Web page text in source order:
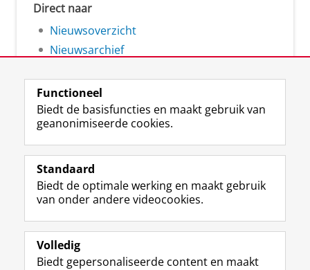
Direct naar
Nieuwsoverzicht
Nieuwsarchief
Volg de RUG
F
a
e
b
o
p
L
i
k
e
I
-
R
S
-
f
e
R
I
n
t
r
m
Y
o
T
e
k
Studiekiezers
Alumni
Over ons
Functioneel
Biedt de basisfuncties en maakt gebruik van
geanonimiseerde cookies.
Standaard
Biedt de optimale werking en maakt gebruik
van onder andere videocookies.
Volledig
Biedt gepersonaliseerde content en maakt